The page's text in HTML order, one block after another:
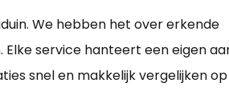
We hebben het over erkende
Elke service hanteert een eigen
snel en makkelijk vergelijken op